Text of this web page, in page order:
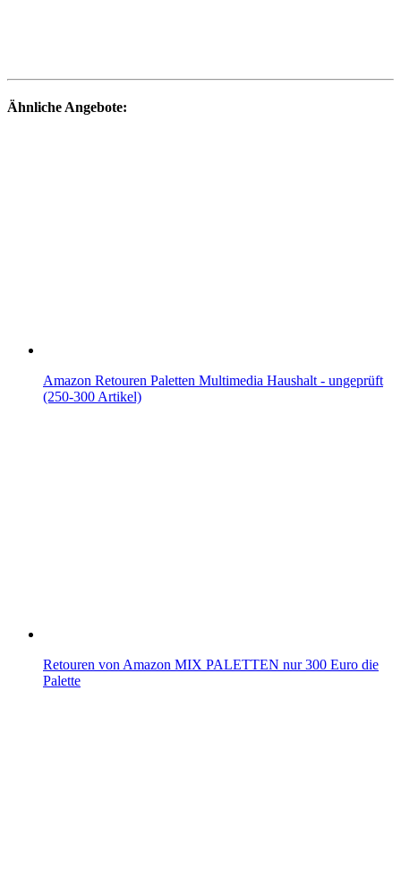
Ähnliche Angebote:
Amazon Retouren Paletten Multimedia Haushalt - ungeprüft
(250-300 Artikel)
Retouren von Amazon MIX PALETTEN nur 300 Euro die
Palette